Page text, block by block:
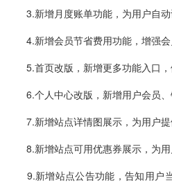
3.新增月度账单功能，为用户自动
4.新增会员节省费用功能，增强会
5.首页改版，新增更多功能入口，
6.个人中心改版，新增用户会员、
7.新增站点详情图展示，为用户提
8.新增站点可用优惠券展示，为用
9.新增站点公告功能，告知用户